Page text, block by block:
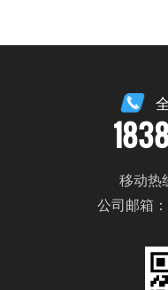
移动热
公司邮箱